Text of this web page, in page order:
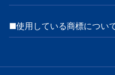
■使用している商標につい